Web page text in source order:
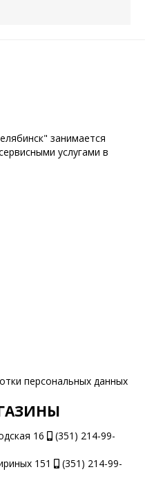
занимается
услугами в
персональных данных
16
(351) 214-99-
151
(351) 214-99-